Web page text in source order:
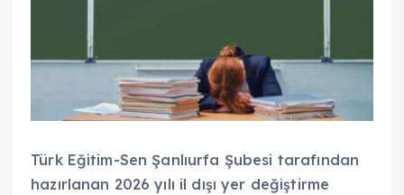
Türk Eğitim-Sen Şanlıurfa Şubesi tarafından
hazırlanan 2026 yılı il dışı yer değiştirme